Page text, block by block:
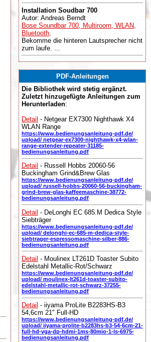
Installation Soudbar 700
Autor: Andreas Berndt
Bose Soundbar 700, Multiroom, WLAN,
Bluetooth,
Bekomme die hinteren Lautsprecher nicht
zum laufe. ...
PDF-Anleitungen
Die Bibliothek wird stetig ergänzt.
Zuletzt hinzugefügte Anleitungen zum
Herunterladen:
Detail - Netgear EX7300 Nighthawk X4
WLAN Range
https://www.bedienungsanleitung-pdf.de/
upload/ netgear-ex7300-nighthawk-x4-wlan-
range-extender-repeater-31185-
bedienungsanleitung.pdf
Detail - Russell Hobbs 20060-56
Buckingham Grind&Brew Glas
https://www.bedienungsanleitung-pdf.de/
upload/ russell-hobbs-20060-56-buckingham-
grind-brew-glas-kaffeemaschine-38772-
bedienungsanleitung.pdf
Detail - DeLonghi EC 685.M Dedica Style
Siebträger
https://www.bedienungsanleitung-pdf.de/
upload/ delonghi-ec-685-m-dedica-style-
siebtrager-espressomaschine-silber-886-
bedienungsanleitung.pdf
Detail - Moulinex LT261D Toaster Subito
Edelstahl Metallic-Rot/Schwarz
https://www.bedienungsanleitung-pdf.de/
upload/ moulinex-lt261d-toaster-subito-
edelstahl-metallic-rot-schwarz-37255-
bedienungsanleitung.pdf
Detail - iiyama ProLite B2283HS-B3
54,6cm 21" Full-HD
https://www.bedienungsanleitung-pdf.de/
upload/ iiyama-prolite-b2283hs-b3-54-6cm-21-
full-hd-vga-dp-hdmi-1ms-80mio-1-ls-6975-
bedienungsanleitung.pdf